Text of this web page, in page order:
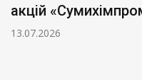
акцій
13.07.2026